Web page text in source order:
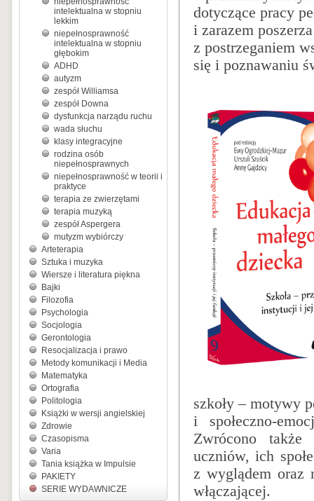
intelektualna w stopniu
lekkim
niepełnosprawność
intelektualna w stopniu
głębokim
ADHD
autyzm
zespół Williamsa
zespół Downa
dysfunkcja narządu ruchu
wada słuchu
klasy integracyjne
rodzina osób
niepełnosprawnych
niepełnosprawność w teorii i
praktyce
terapia ze zwierzętami
terapia muzyką
zespół Aspergera
mutyzm wybiórczy
Arteterapia
Sztuka i muzyka
Wiersze i literatura piękna
Bajki
Filozofia
Psychologia
Socjologia
Gerontologia
Resocjalizacja i prawo
Metody komunikacji i Media
Matematyka
Ortografia
Politologia
Książki w wersji angielskiej
Zdrowie
Czasopisma
Varia
Tania książka w Impulsie
PAKIETY
SERIE WYDAWNICZE
dotyczące pracy
i zarazem
z postrzeganiem
się i poznawaniu
szkoły – motywy
i społeczno-
Zwrócono także
uczniów, ich
z wyglądem oraz
włączającej.